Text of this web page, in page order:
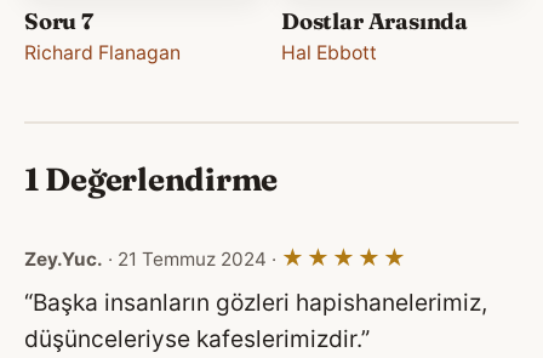
Soru 7
Richard Flanagan
Dostlar Arasında
Hal Ebbott
1 Değerlendirme
Zey.Yuc. · 21 Temmuz 2024 · ★★★★★
“Başka insanların gözleri hapishanelerimiz,
düşünceleriyse kafeslerimizdir.”